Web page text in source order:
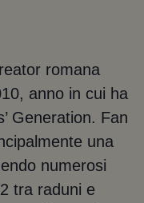
romana
anno in cui ha
Generation. Fan
una
numerosi
tra raduni e